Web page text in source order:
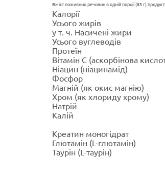
Вміст поживних речовин в одній порції (83 г)
Калорії
Усього жирів
у т. ч. Насичені жири
Усього вуглеводів
Протеїн
Вітамін С (аскорбінова
Ніацин (ніацинамід)
Фосфор
Магній (як окис магнію)
Хром (як хлориду хрому)
Натрій
Калій
Креатин моногідрат
Глютамін (L-глютамін)
Таурін (L-таурін)